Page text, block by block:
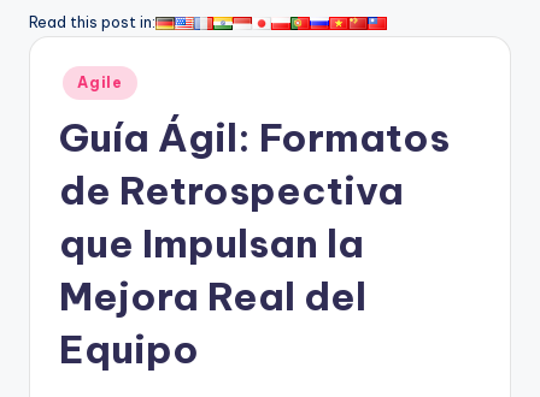
a
Read this post in:
Publicado
en
Agile
Guía Ágil: Formatos
de Retrospectiva
que Impulsan la
Mejora Real del
Equipo